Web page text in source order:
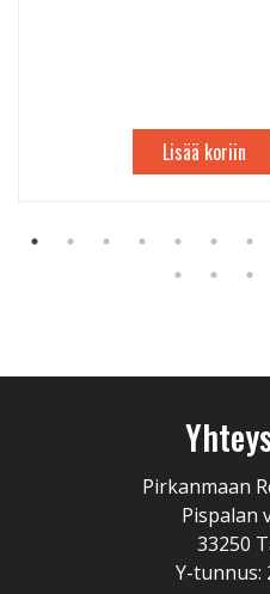
Lisää koriin
Pirkanmaan
Pispalan
33250
Y-tunnus: